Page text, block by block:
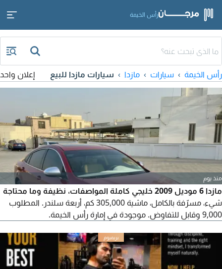
رأس الخيمة
رأس الخيمة سيارات مازدا سيارات مازدا للبيع إعلان واحد
منذ يوم
مازدا 6 موديل 2009 خليجي كاملة المواصفات، نظيفة وما محتاجة
شيء، مسرّفة بالكامل، ماشية 305,000 كم، أربعة سلندر. المطلوب
9,000 وقابل للتفاوض. موجودة في إمارة رأس الخيمة.